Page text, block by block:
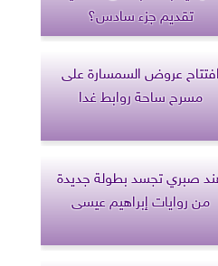
تقديم جزء سادس؟
افتتاح عروض السمسارة على
مسرح ساحة روابط غدا
صبري تجسد بطولة جديدة
من روايات إبراهيم عيسى